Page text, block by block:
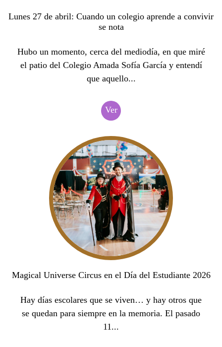
Lunes 27 de abril: Cuando un colegio aprende a convivir
se nota
Hubo un momento, cerca del mediodía, en que miré
el patio del Colegio Amada Sofía García y entendí
que aquello...
Ver
Magical Universe Circus en el Día del Estudiante 2026
Hay días escolares que se viven… y hay otros que
se quedan para siempre en la memoria. El pasado
11...